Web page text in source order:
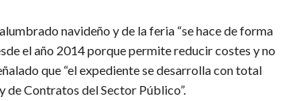
navideño y de la feria “se hace de forma
el año 2014 porque permite reducir costes y no
que “el expediente se desarrolla con total
de Contratos del Sector Público”.